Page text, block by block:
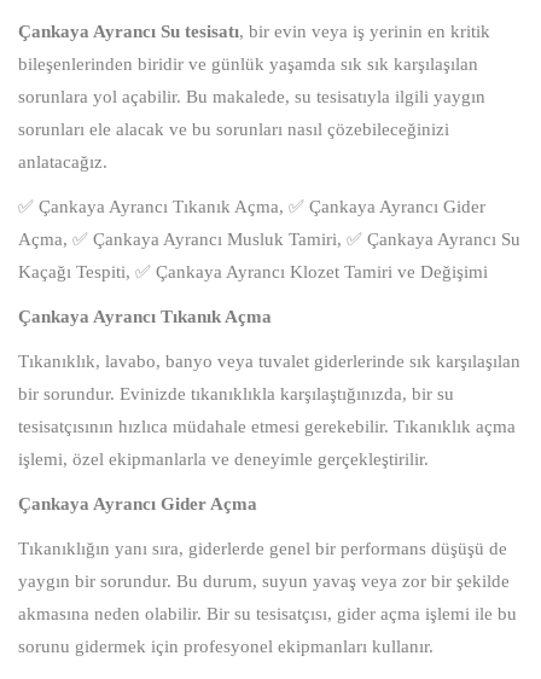
Çankaya Ayrancı Su tesisatı, bir evin veya iş yerinin en kritik
bileşenlerinden biridir ve günlük yaşamda sık sık karşılaşılan
sorunlara yol açabilir. Bu makalede, su tesisatıyla ilgili yaygın
sorunları ele alacak ve bu sorunları nasıl çözebileceğinizi
anlatacağız.
✅ Çankaya Ayrancı Tıkanık Açma, ✅ Çankaya Ayrancı Gider
Açma, ✅ Çankaya Ayrancı Musluk Tamiri, ✅ Çankaya Ayrancı Su
Kaçağı Tespiti, ✅ Çankaya Ayrancı Klozet Tamiri ve Değişimi
Çankaya Ayrancı Tıkanık Açma
Tıkanıklık, lavabo, banyo veya tuvalet giderlerinde sık karşılaşılan
bir sorundur. Evinizde tıkanıklıkla karşılaştığınızda, bir su
tesisatçısının hızlıca müdahale etmesi gerekebilir. Tıkanıklık açma
işlemi, özel ekipmanlarla ve deneyimle gerçekleştirilir.
Çankaya Ayrancı Gider Açma
Tıkanıklığın yanı sıra, giderlerde genel bir performans düşüşü de
yaygın bir sorundur. Bu durum, suyun yavaş veya zor bir şekilde
akmasına neden olabilir. Bir su tesisatçısı, gider açma işlemi ile bu
sorunu gidermek için profesyonel ekipmanları kullanır.